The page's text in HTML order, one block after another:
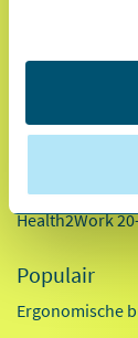
Innovaties
Health2Work
Populair
Ergonomische